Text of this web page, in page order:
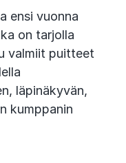
ensi vuonna
on tarjolla
valmiit puitteet
läpinäkyvän,
kumppanin